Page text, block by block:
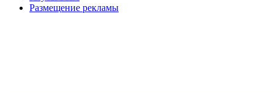
Размещение рекламы